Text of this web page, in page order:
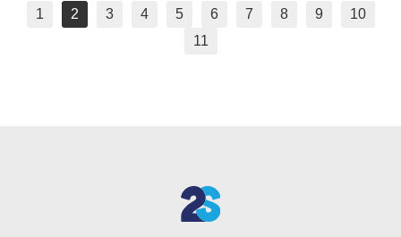
1 2 3 4 5 6 7 8 9
10
11